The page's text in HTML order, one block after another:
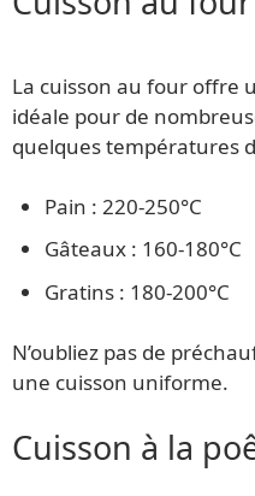
La cuisson au four offre
idéale pour de
quelques températures
Pain : 220-250°C
Gâteaux : 160-180°C
Gratins : 180-200°C
N’oubliez pas de
une cuisson uniforme.
Cuisson à la